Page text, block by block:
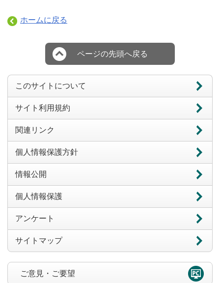
ホームに戻る
ページの先頭へ戻る
このサイトについて
サイト利用規約
関連リンク
個人情報保護方針
情報公開
個人情報保護
アンケート
サイトマップ
ご意見・ご要望